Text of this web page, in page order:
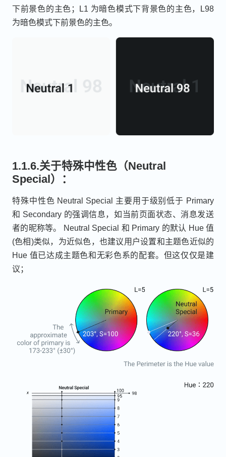
下前景色的主色；L1 为暗色模式下背景色的主色，L98
为暗色模式下前景色的主色。
1.1.6.关于特殊中性色（Neutral
Special）：
特殊中性色 Neutral Special 主要用于级别低于 Primary
和 Secondary 的强调信息，如当前页面状态、消息发送
者的昵称等。 Neutral Special 和 Primary 的默认 Hue 值
(色相)类似，为近似色，也建议用户设置和主题色近似的
Hue 值已达成主题色和无彩色系的配套。但这仅仅是建
议；